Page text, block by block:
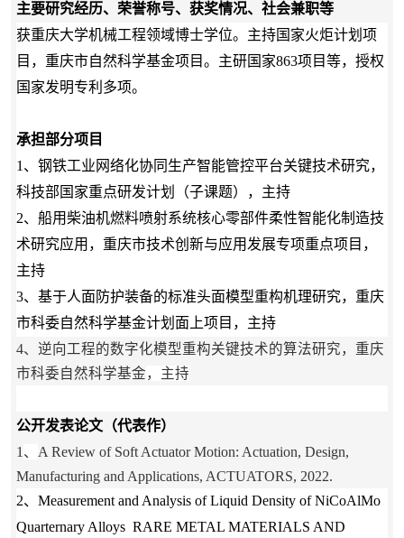
主要研究经历、荣誉称号、获奖情况、社会兼职等
获重庆大学机械工程领域博士学位。主持国家火炬计划项
目，重庆市自然科学基金项目。主研国家863项目等，授权
国家发明专利多项。
承担部分项目
1、 钢铁工业网络化协同生产智能管控平台关键技术研究，
科技部国家重点研发计划（子课题），主持
2、 船用柴油机燃料喷射系统核心零部件柔性智能化制造技
术研究应用，重庆市技术创新与应用发展专项重点项目，
主持
3、 基于人面防护装备的标准头面模型重构机理研究，重庆
市科委自然科学基金计划面上项目，主持
4、逆向工程的数字化模型重构关键技术的算法研究，重庆
市科委自然科学基金，主持
公开发表论文（代表作）
1、 A Review of Soft Actuator Motion: Actuation, Design,
Manufacturing and Applications, ACTUATORS, 2022.
2、Measurement and Analysis of Liquid Density of NiCoAlMo
Quarternary Alloys RARE METAL MATERIALS AND